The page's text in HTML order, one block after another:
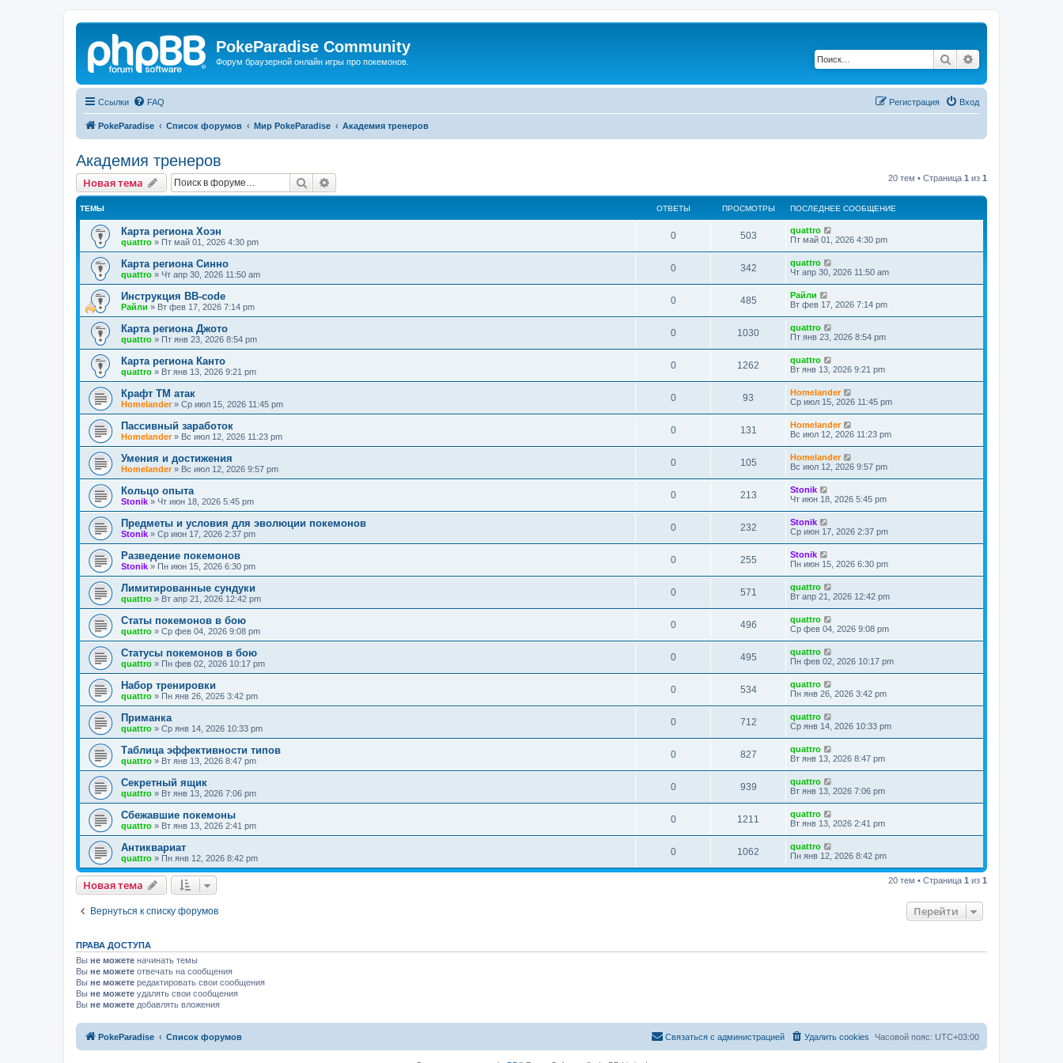
PokeParadise Community
Форум браузерной онлайн игры про покемонов. Поиск
Ссылки FAQ Вход
Регистрация
PokeParadise Список форумов Мир PokeParadise Академия тренеров
Академия тренеров
Новая тема Поиск 20 тем • Страница 1 из 1
ТЕМЫ ОТВЕТЫ ПРОСМОТРЫ ПОСЛЕДНЕЕ СООБЩЕНИЕ
Карта региона Хоэн
quattro » Пт май 01, 2026 4:30 pm
0 503
quattro
Пт май 01, 2026 4:30 pm
Карта региона Синно
quattro » Чт апр 30, 2026 11:50 am
0 342
quattro
Чт апр 30, 2026 11:50 am
Инструкция BB-code
Райли » Вт фев 17, 2026 7:14 pm
0 485
Райли
Вт фев 17, 2026 7:14 pm
Карта региона Джото
quattro » Пт янв 23, 2026 8:54 pm
0 1030
quattro
Пт янв 23, 2026 8:54 pm
Карта региона Канто
quattro » Вт янв 13, 2026 9:21 pm
0 1262
quattro
Вт янв 13, 2026 9:21 pm
Крафт ТМ атак
Homelander» Ср июл 15, 2026 11:45 pm
0 93
Homelander
Ср июл 15, 2026 11:45 pm
Пассивный заработок
Homelander» Вс июл 12, 2026 11:23 pm
0 131
Homelander
Вс июл 12, 2026 11:23 pm
Умения и достижения
Homelander» Вс июл 12, 2026 9:57 pm
0 105
Homelander
Вс июл 12, 2026 9:57 pm
Кольцо опыта
Stonik » Чт июн 18, 2026 5:45 pm
0 213
Stonik
Чт июн 18, 2026 5:45 pm
Предметы и условия для эволюции покемонов
Stonik » Ср июн 17, 2026 2:37 pm
0 232
Stonik
Ср июн 17, 2026 2:37 pm
Разведение покемонов
Stonik » Пн июн 15, 2026 6:30 pm
0 255
Stonik
Пн июн 15, 2026 6:30 pm
Лимитированные сундуки
quattro » Вт апр 21, 2026 12:42 pm
0 571
quattro
Вт апр 21, 2026 12:42 pm
Статы покемонов в бою
quattro » Ср фев 04, 2026 9:08 pm
0 496
quattro
Ср фев 04, 2026 9:08 pm
Статусы покемонов в бою
quattro » Пн фев 02, 2026 10:17 pm
0 495
quattro
Пн фев 02, 2026 10:17 pm
Набор тренировки
quattro » Пн янв 26, 2026 3:42 pm
0 534
quattro
Пн янв 26, 2026 3:42 pm
Приманка
quattro » Ср янв 14, 2026 10:33 pm
0 712
quattro
Ср янв 14, 2026 10:33 pm
Таблица эффективности типов
quattro » Вт янв 13, 2026 8:47 pm
0 827
quattro
Вт янв 13, 2026 8:47 pm
Секретный ящик
quattro » Вт янв 13, 2026 7:06 pm
0 939
quattro
Вт янв 13, 2026 7:06 pm
Сбежавшие покемоны
quattro » Вт янв 13, 2026 2:41 pm
0 1211
quattro
Вт янв 13, 2026 2:41 pm
Антиквариат
quattro » Пн янв 12, 2026 8:42 pm
0 1062
quattro
Пн янв 12, 2026 8:42 pm
Новая тема 20 тем • Страница 1 из 1
Вернуться к списку форумов Перейти
ПРАВА ДОСТУПА
Вы не можете начинать темы
Вы не можете отвечать на сообщения
Вы не можете редактировать свои сообщения
Вы не можете удалять свои сообщения
Вы не можете добавлять вложения
PokeParadise Список форумов Часовой пояс: UTC+03:00
Удалить cookies
Связаться с администрацией